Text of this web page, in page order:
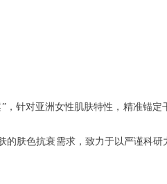
针对亚洲女性肌肤特性，精准锚
肤色抗衰需求，致力于以严谨科